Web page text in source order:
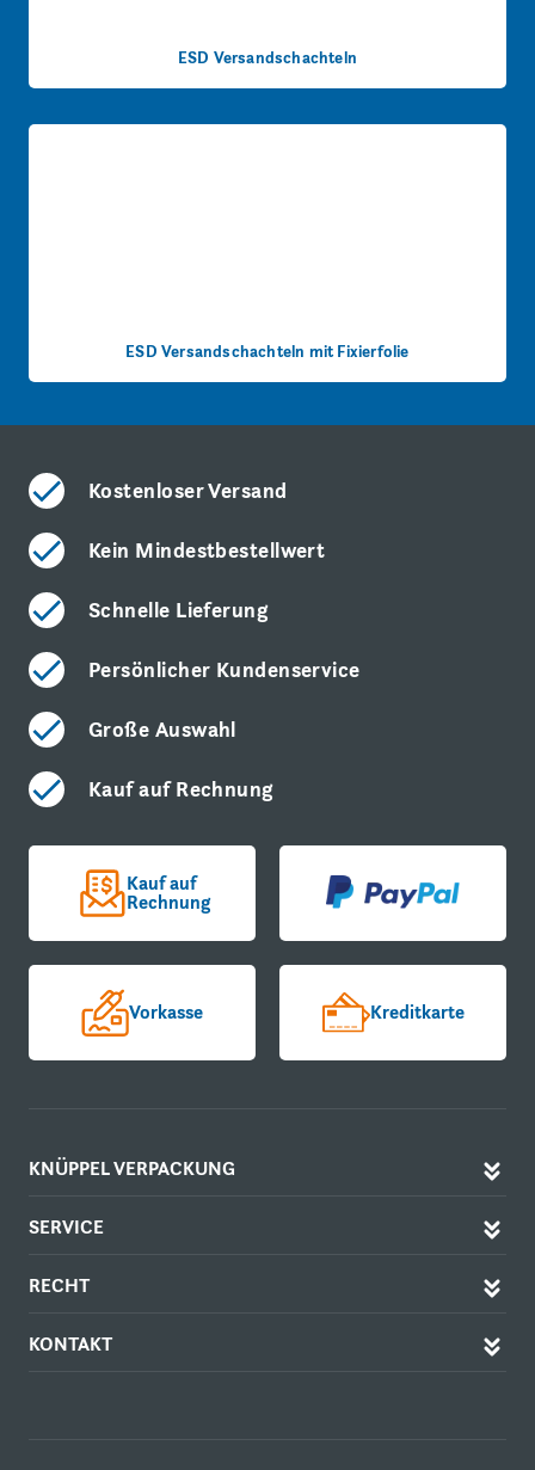
ESD Versandschachteln
ESD Versandschachteln mit Fixierfolie
Kostenloser Versand
Kein Mindestbestellwert
Schnelle Lieferung
Persönlicher Kundenservice
Große Auswahl
Kauf auf Rechnung
Kauf auf
Rechnung
Vorkasse Kreditkarte
KNÜPPEL VERPACKUNG
SERVICE
RECHT
KONTAKT